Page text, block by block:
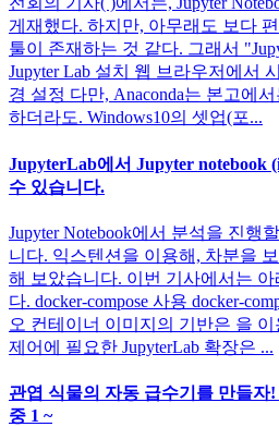
게재했다. 하지만, 아무래도 보다
툴이 존재하는 것 같다. 그래서
Jupyter Lab 설치 웹 브라우저에서
경 설정 다만, Anaconda는 본고에
하더라도. Windows10의 셋업(포...
JupyterLab에서 Jupyter notebook
수 있습니다.
Jupyter Notebook에서 분석을 진행
니다. 익스텐션을 이용해, 차분을
해 보았습니다. 이번 기사에서는
다. docker-compose 사용 docker-
오 컨테이너 이미지의 기반은 을 이
제어에 필요한 JupyterLab 확장은 ...
관엽 식물의 자동 급수기를 만들자
중 1 ~